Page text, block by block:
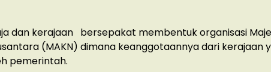
dan kerajaan bersepakat membentuk organisasi
(MAKN) dimana keanggotaannya dari kerajaan
pemerintah.